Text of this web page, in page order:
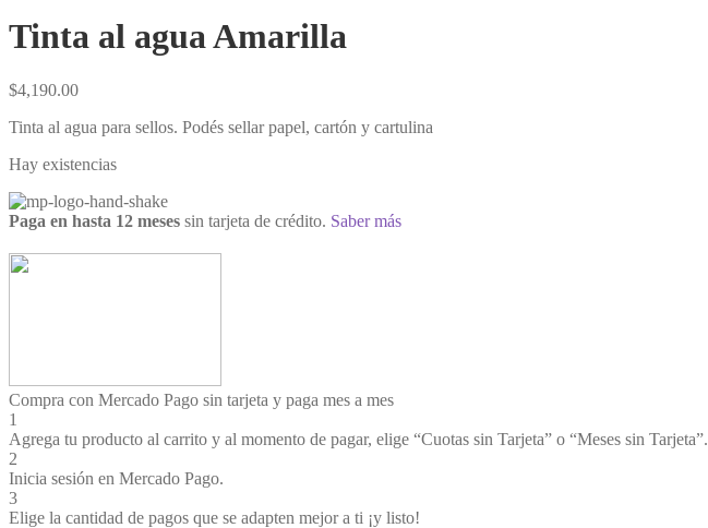
Tinta al agua Amarilla
$4,190.00
Tinta al agua para sellos. Podés sellar papel, cartón y cartulina
Hay existencias
Paga en hasta 12 meses sin tarjeta de crédito. Saber más
Compra con Mercado Pago sin tarjeta y paga mes a mes
1
Agrega tu producto al carrito y al momento de pagar, elige “Cuotas sin Tarjeta” o “Meses sin Tarjeta”.
2
Inicia sesión en Mercado Pago.
3
Elige la cantidad de pagos que se adapten mejor a ti ¡y listo!